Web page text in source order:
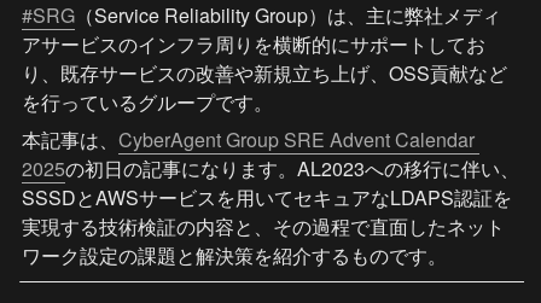
#SRG （Service Reliability Group）は、主に弊社メディ
アサービスのインフラ周りを横断的にサポートしてお
り、既存サービスの改善や新規立ち上げ、OSS貢献など
を行っているグループです。
本記事は、 CyberAgent Group SRE Advent Calendar
2025の初日の記事になります。AL2023への移行に伴い、
SSSDとAWSサービスを用いてセキュアなLDAPS認証を
実現する技術検証の内容と、その過程で直面したネット
ワーク設定の課題と解決策を紹介するものです。